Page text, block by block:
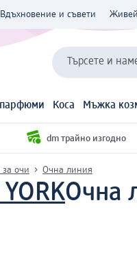
Вдъхновение и съвети
Търсете и
Коса Мъжка
dm трайно изгодно
за очи Очна линия
Очна